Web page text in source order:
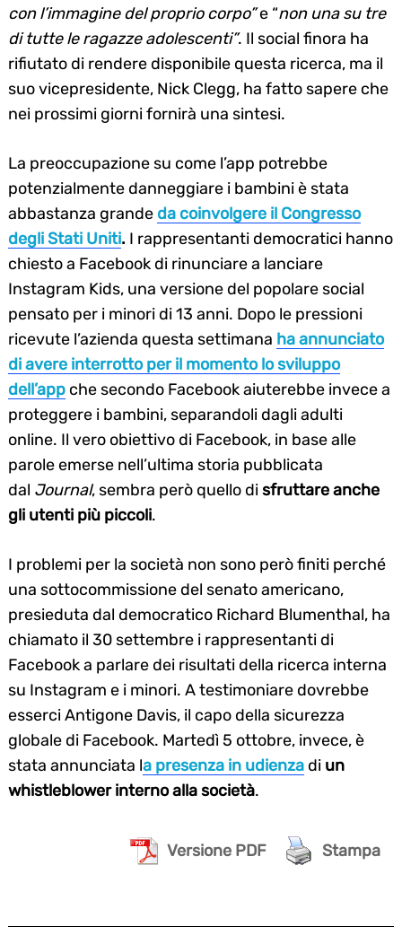
con l’immagine del proprio corpo”e “non una su tre
di tutte le ragazze adolescenti”. Il social finora ha
rifiutato di rendere disponibile questa ricerca, ma il
suo vicepresidente, Nick Clegg, ha fatto sapere che
nei prossimi giorni fornirà una sintesi.
La preoccupazione su come l’app potrebbe
potenzialmente danneggiare i bambini è stata
abbastanza grande da coinvolgere il Congresso
degli Stati Uniti. I rappresentanti democratici hanno
chiesto a Facebook di rinunciare a lanciare
Instagram Kids, una versione del popolare social
pensato per i minori di 13 anni. Dopo le pressioni
ricevute l’azienda questa settimana ha annunciato
di avere interrotto per il momento lo sviluppo
dell’app che secondo Facebook aiuterebbe invece a
proteggere i bambini, separandoli dagli adulti
online. Il vero obiettivo di Facebook, in base alle
parole emerse nell’ultima storia pubblicata
dal Journal, sembra però quello disfruttare anche
gli utenti più piccoli.
I problemi per la società non sono però finiti perché
una sottocommissione del senato americano,
presieduta dal democratico Richard Blumenthal, ha
chiamato il 30 settembre i rappresentanti di
Facebook a parlare dei risultati della ricerca interna
su Instagram e i minori. A testimoniare dovrebbe
esserci Antigone Davis, il capo della sicurezza
globale di Facebook. Martedì 5 ottobre, invece, è
stata annunciata la presenza in udienza di un
whistleblower interno alla società.
Versione PDF Stampa